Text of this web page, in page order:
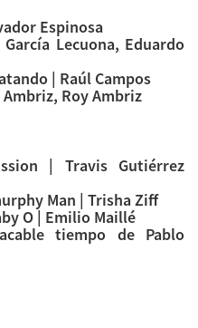
Espinosa
Lecuona, Eduardo
| Raúl Campos
Roy Ambriz
| Travis Gutiérrez
Man | Trisha Ziff
O | Emilio Maillé
tiempo de Pablo